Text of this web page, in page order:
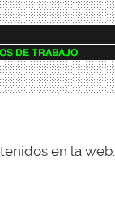
DE TRABAJO
en la web.